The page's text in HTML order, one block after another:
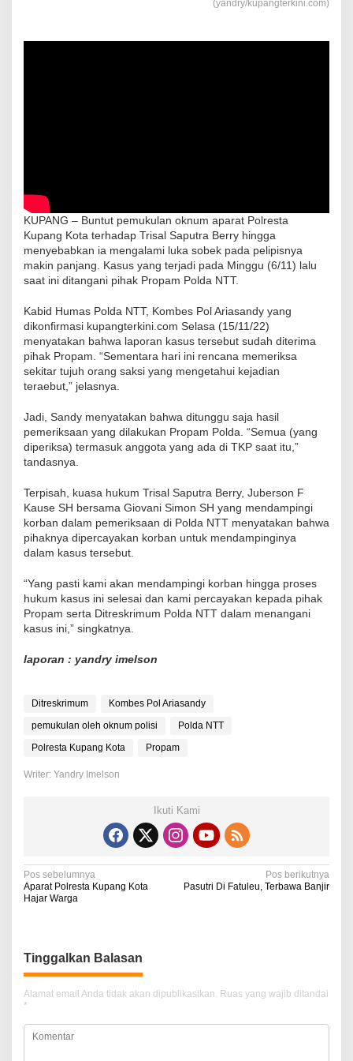
(yandry/kupangterkini.com)
KUPANG – Buntut pemukulan oknum aparat Polresta
Kupang Kota terhadap Trisal Saputra Berry hingga
menyebabkan ia mengalami luka sobek pada pelipisnya
makin panjang. Kasus yang terjadi pada Minggu (6/11) lalu
saat ini ditangani pihak Propam Polda NTT.
Kabid Humas Polda NTT, Kombes Pol Ariasandy yang
dikonfirmasi kupangterkini.com Selasa (15/11/22)
menyatakan bahwa laporan kasus tersebut sudah diterima
pihak Propam. “Sementara hari ini rencana memeriksa
sekitar tujuh orang saksi yang mengetahui kejadian
teraebut,” jelasnya.
Jadi, Sandy menyatakan bahwa ditunggu saja hasil
pemeriksaan yang dilakukan Propam Polda. “Semua (yang
diperiksa) termasuk anggota yang ada di TKP saat itu,”
tandasnya.
Terpisah, kuasa hukum Trisal Saputra Berry, Juberson F
Kause SH bersama Giovani Simon SH yang mendampingi
korban dalam pemeriksaan di Polda NTT menyatakan bahwa
pihaknya dipercayakan korban untuk mendampinginya
dalam kasus tersebut.
“Yang pasti kami akan mendampingi korban hingga proses
hukum kasus ini selesai dan kami percayakan kepada pihak
Propam serta Ditreskrimum Polda NTT dalam menangani
kasus ini,” singkatnya.
laporan : yandry imelson
Ditreskrimum
Kombes Pol Ariasandy
pemukulan oleh oknum polisi
Polda NTT
Polresta Kupang Kota
Propam
Writer: Yandry Imelson
Ikuti Kami
N
a
g
a
s
Pos sebelumnya
Aparat Polresta Kupang Kota
Hajar Warga
Pos berikutnya
Pasutri Di Fatuleu, Terbawa Banjir
Tinggalkan Balasan
Alamat email Anda tidak akan dipublikasikan. Ruas yang wajib ditandai
*